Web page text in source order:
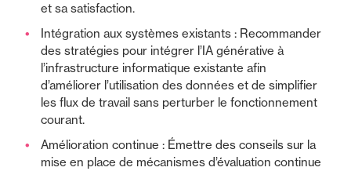
et sa satisfaction.
Intégration aux systèmes existants : Recommander
des stratégies pour intégrer l’IA générative à
l’infrastructure informatique existante afin
d’améliorer l’utilisation des données et de simplifier
les flux de travail sans perturber le fonctionnement
courant.
Amélioration continue : Émettre des conseils sur la
mise en place de mécanismes d’évaluation continue